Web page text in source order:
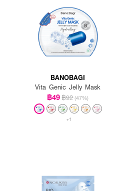
BANOBAGI
Vita Genic Jelly Mask
฿49฿92 (47%)
+1